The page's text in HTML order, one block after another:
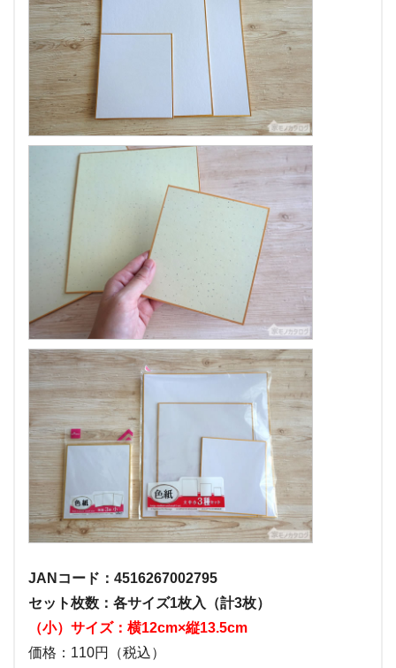
JANコード：4516267002795
セット枚数：各サイズ1枚入（計3枚）
（小）サイズ：横12cm×縦13.5cm
価格：110円（税込）